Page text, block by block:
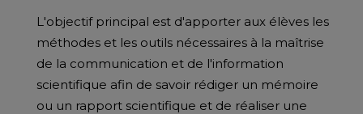
L'objectif principal est d'apporter aux élèves les
méthodes et les outils nécessaires à la maîtrise
de la communication et de l'information
scientifique afin de savoir rédiger un mémoire
ou un rapport scientifique et de réaliser une